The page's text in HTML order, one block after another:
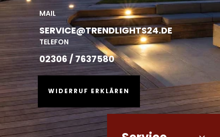
MAIL
SERVICE@TRENDLIGHTS24.DE
TELEFON
02306 / 7637580
WIDERRUF ERKLÄREN